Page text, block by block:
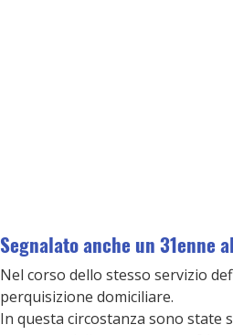
Segnalato anche un 31enne
Nel corso dello stesso servizio
perquisizione domiciliare.
In questa circostanza sono state